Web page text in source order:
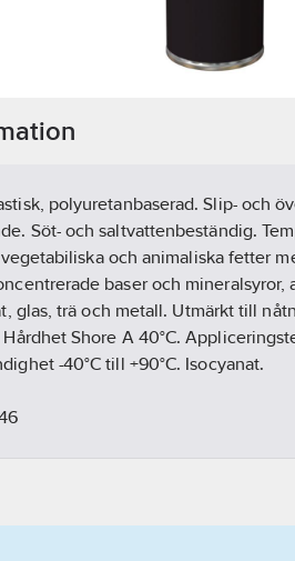
polyuretanbaserad. Slip- och
Söt- och saltvattenbeständig.
och animaliska fetter
baser och
glas, trä och metall. Utmärkt till
Hårdhet Shore A 40°C.
-40°C till +90°C. Isocyanat.